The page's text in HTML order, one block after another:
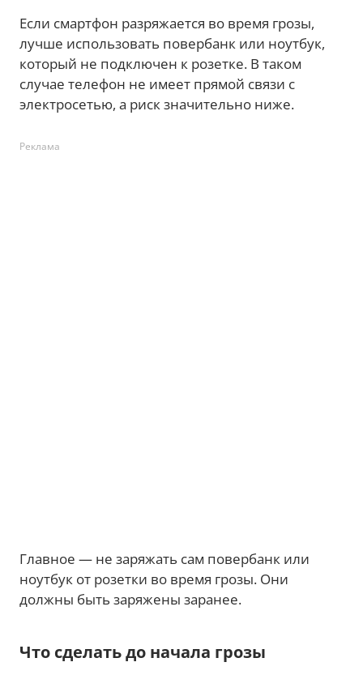
Если смартфон разряжается во время грозы,
лучше использовать повербанк или ноутбук,
который не подключен к розетке. В таком
случае телефон не имеет прямой связи с
электросетью, а риск значительно ниже.
Реклама
Главное — не заряжать сам повербанк или
ноутбук от розетки во время грозы. Они
должны быть заряжены заранее.
Что сделать до начала грозы